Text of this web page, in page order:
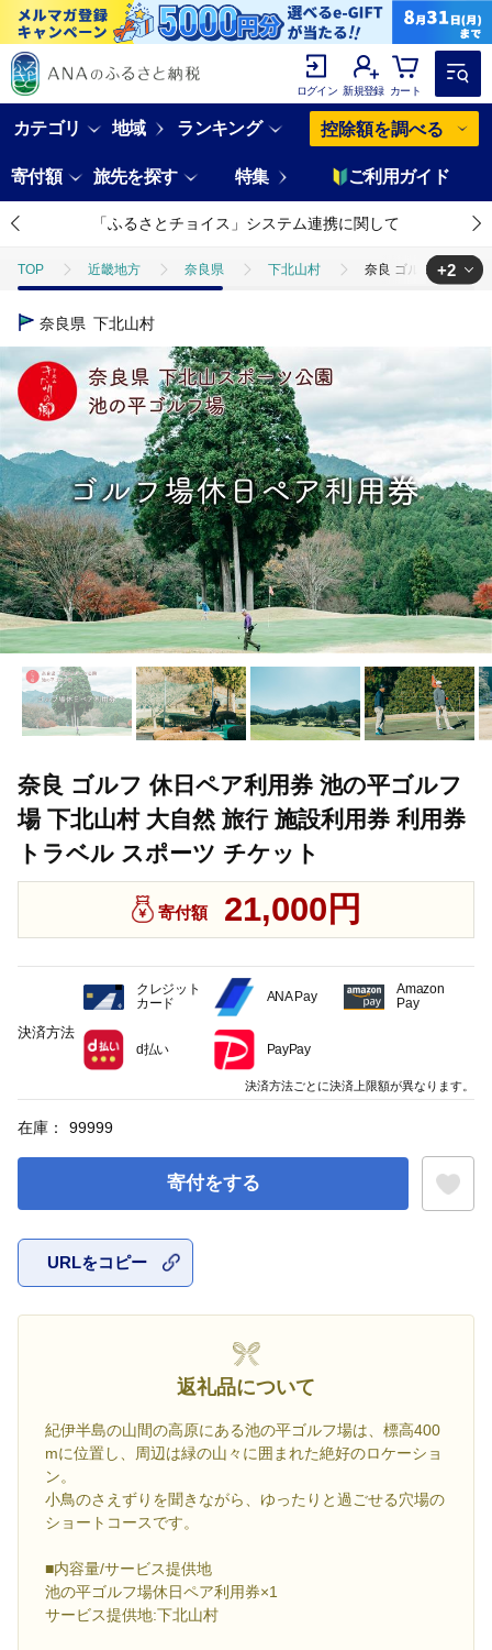
ログイン 新規登録 カート
カテゴリ 地域 ランキング 控除額を調べる
寄付額 旅先を探す 特集 ご利用ガイド
「ふるさとチョイス」システム連携に関して
TOP 近畿地方 奈良県 下北山村 奈良 ゴルフ 休日ペ
TOP
旅行・宿泊・体験 体験チケット
+2
奈良県 下北山村
奈良 ゴルフ 休日ペア利用券 池の平ゴルフ
場 下北山村 大自然 旅行 施設利用券 利用券
トラベル スポーツ チケット
寄付額 21,000円
在庫： 99999
寄付をする
URLをコピー
返礼品について
紀伊半島の山間の高原にある池の平ゴルフ場は、標高400
mに位置し、周辺は緑の山々に囲まれた絶好のロケーショ
ン。
小鳥のさえずりを聞きながら、ゆったりと過ごせる穴場の
ショートコースです。
■内容量/サービス提供地
池の平ゴルフ場休日ペア利用券×1
サービス提供地:下北山村
決済方法
クレジット
カード
ANA Pay
Amazon
Pay
d払い PayPay
決済方法ごとに決済上限額が異なります。